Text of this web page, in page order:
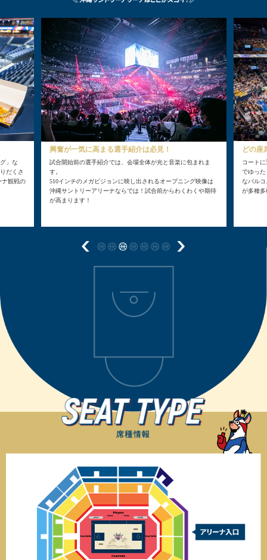
」な
だくさ
ナ観戦の
興奮が一気に高まる選手紹介は必見！
試合開始前の選手紹介では、会場全体が光と音楽に包まれま
す。
510インチのメガビジョンに映し出されるオープニング映像は
沖縄サントリーアリーナならでは！試合前からわくわくや期待
が高まります！
どの座
コート
でゆっ
なバル
が多種